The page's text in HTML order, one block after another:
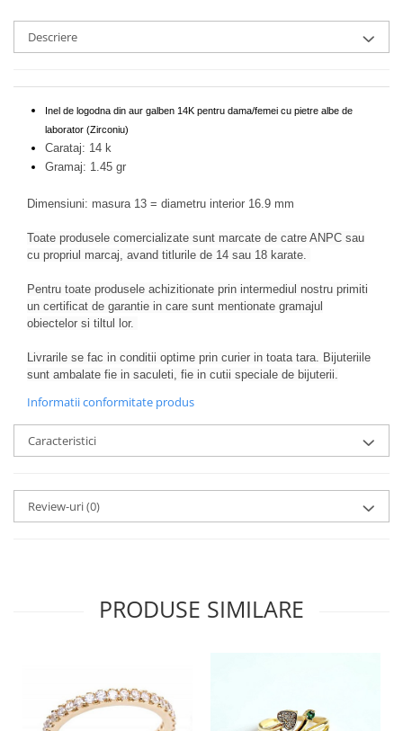
Descriere
Inel de logodna din aur galben 14K pentru dama/femei cu pietre albe de
laborator (Zirconiu)
Carataj: 14 k
Gramaj: 1.45 gr
Dimensiuni: masura 13 = diametru interior 16.9 mm
Toate produsele comercializate sunt marcate de catre ANPC sau
cu propriul marcaj, avand titlurile de 14 sau 18 karate.
Pentru toate produsele achizitionate prin intermediul nostru primiti
un certificat de garantie in care sunt mentionate gramajul
obiectelor si tiltul lor.
Livrarile se fac in conditii optime prin curier in toata tara. Bijuteriile
sunt ambalate fie in saculeti, fie in cutii speciale de bijuterii.
Informatii conformitate produs
Caracteristici
Review-uri(0)
PRODUSE SIMILARE